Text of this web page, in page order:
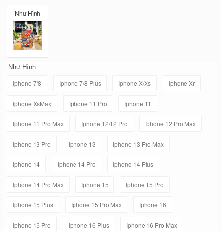
Như Hình
Như Hình
Iphone 7/8 Iphone 7/8 Plus Iphone X/Xs Iphone Xr
Iphone XsMax Iphone 11 Pro Iphone 11
Iphone 11 Pro Max Iphone 12/12 Pro Iphone 12 Pro Max
Iphone 13 Pro Iphone 13 Iphone 13 Pro Max
Iphone 14 Iphone 14 Pro Iphone 14 Plus
Iphone 14 Pro Max Iphone 15 Iphone 15 Pro
Iphone 15 Plus Iphone 15 Pro Max Iphone 16
Iphone 16 Pro Iphone 16 Plus Iphone 16 Pro Max